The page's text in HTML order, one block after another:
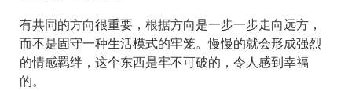
有共同的方向很重要，根据方向是一步一步走向远方，
而不是固守一种生活模式的牢笼。慢慢的就会形成强烈
的情感羁绊，这个东西是牢不可破的，令人感到幸福
的。